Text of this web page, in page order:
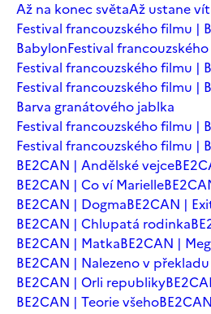
Až na konec světaAž ustane
Festival francouzského filmu |
BabylonFestival
Festival francouzského filmu |
Festival francouzského filmu |
Barva granátového jablka
Festival francouzského filmu |
Festival francouzského filmu |
BE2CAN | Andělské vejce
BE2CAN | Co ví Marielle
BE2CAN | DogmaBE2CAN |
BE2CAN | Chlupatá rodinka
BE2CAN | MatkaBE2CAN |
BE2CAN | Nalezeno v překladu
BE2CAN | Orli republiky
BE2CAN | Teorie všeho